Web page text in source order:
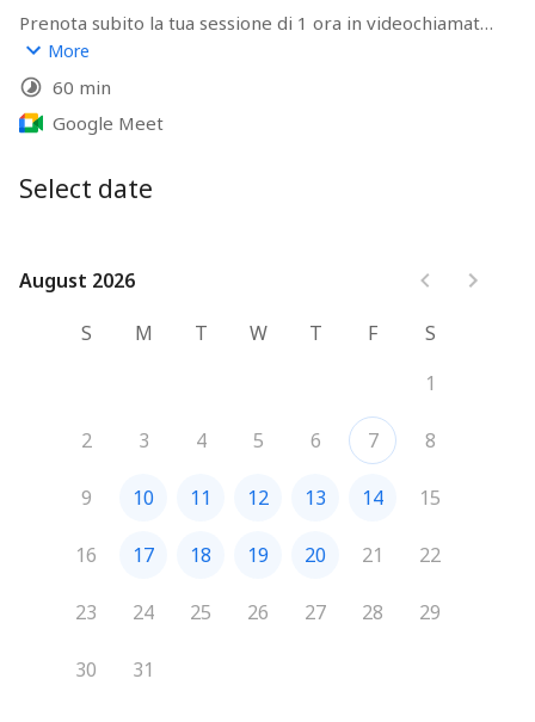
Prenota subito la tua sessione di 1 ora in videochiamata:
è GRATIS e senza alcun impegno. Scopriremo insieme
cosa posso fare per e quali accorgimenti potrai subito
apportare in campo per migliorare le tue performance.
More
60 min
Google Meet
Select date
August 2026
August 2026
S
M T W T F
S
1
2 3 4 5 6 7 8
9 10 11 12 13 14 15
16 17 18 19 20 21 22
23 24 25 26 27 28 29
30 31